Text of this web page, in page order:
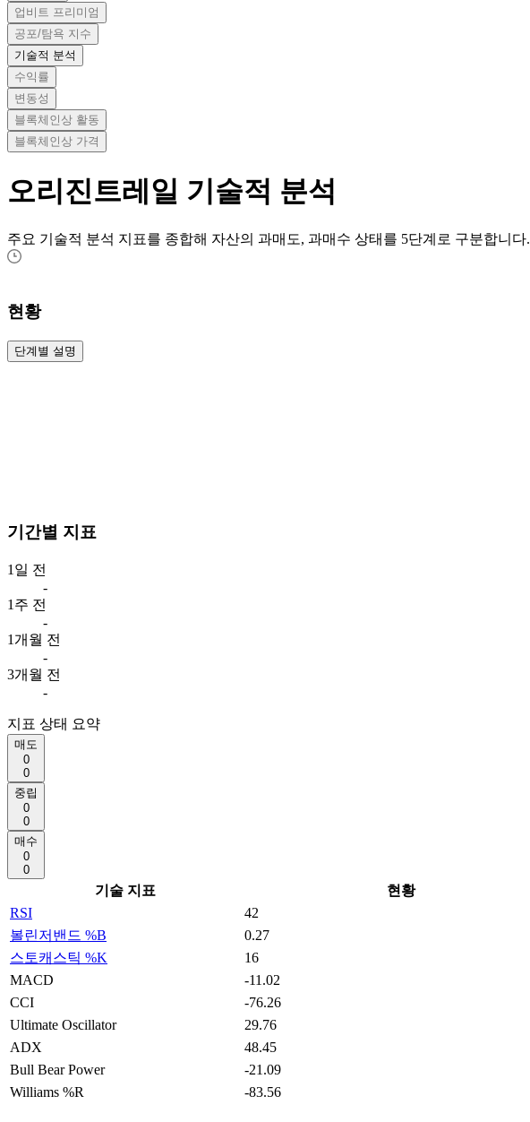
업비트 프리미엄
공포/탐욕 지수
기술적 분석
수익률
변동성
블록체인상 활동
블록체인상 가격
오리진트레일 기술적 분석
주요 기술적 분석 지표를 종합해 자산의 과매도, 과매수 상태를 5단계로 구분합니다.
현황
단계별 설명
기간별 지표
1일 전
-
1주 전
-
1개월 전
-
3개월 전
-
지표 상태 요약
매도
0
0
중립
0
0
매수
0
0
기술 지표 현황
RSI
42
볼린저밴드 %B
0.27
스토캐스틱 %K
16
MACD
-11.02
CCI
-76.26
Ultimate Oscillator
29.76
ADX
48.45
Bull Bear Power
-21.09
Williams %R
-83.56